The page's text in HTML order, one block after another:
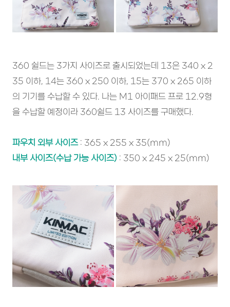
360 쉴드는 3가지 사이즈로 출시되었는데 13은 340 x 2
35 이하, 14는 360 x 250 이하, 15는 370 x 265 이하
의 기기를 수납할 수 있다. 나는 M1 아이패드 프로 12.9형
을 수납할 예정이라 360쉴드 13 사이즈를 구매했다.
파우치 외부 사이즈: 365 x 255 x 35(mm)
내부 사이즈(수납 가능 사이즈) : 350 x 245 x 25(mm)